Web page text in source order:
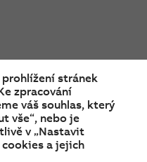
twitteryoutube
stránek
zpracování
váš souhlas, který
vše“, nebo je
v „Nastavit
a jejich